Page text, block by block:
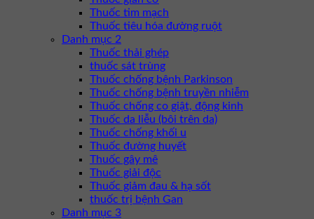
Thuốc tim mạch
Thuốc tiêu hóa đường ruột
Danh mục 2
Thuốc thải ghép
thuốc sát trùng
Thuốc chống bệnh Parkinson
Thuốc chống bệnh truyền nhiễm
Thuốc chống co giật, động kinh
Thuốc da liễu (bôi trên da)
Thuốc chống khối u
Thuốc đường huyết
Thuốc gây mê
Thuốc giải độc
Thuốc giảm đau & hạ sốt
thuốc trị bệnh Gan
Danh mục 3